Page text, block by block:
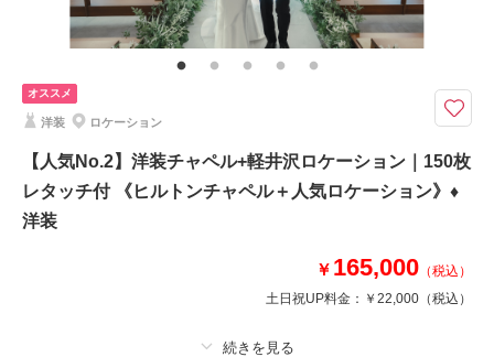
1時間撮影料、全データ色味補正、撮影場所までの移動費用・撮影申請料、
衣装事前試着、新婦様ヘアメイク、新婦小物（ヴェール、アクセサリーな
ど）、新郎小物、会場専属ウェディングプランナーとのお打合せ ※アテン
ド同行＋27,500円
上質なドレスを身に纏い、憧れの軽井沢で叶うウェディングフォト。申請・
移動費も込みで安心。
美しい軽井沢の自然に包まれて、特別な一枚を。おふたり専属スタッフが並
走し、上質なドレス姿を自然な笑顔で輝かせます。当日のヘアメイクはもち
ろん、撮影申請や移動費も込み。レタッチ済みの100カットを当日さながら
このプランで撮影可能な撮影レポート
撮影日：2025年7月25日
オススメ
洋装 ロケーション
【人気No.2】洋装チャペル+軽井沢ロケーション｜150枚
レタッチ付 《ヒルトンチャペル＋人気ロケーション》♦
洋装
￥ 165,000 （税込）
土日祝UP料金： ￥22,000 （税込）